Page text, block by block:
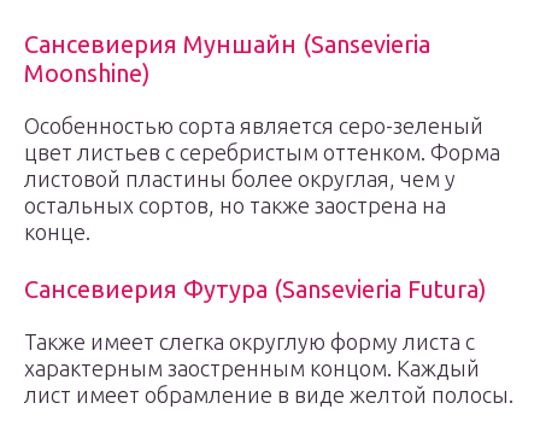
Сансевиерия Муншайн (Sansevieria
Moonshine)
Особенностью сорта является серо-зеленый
цвет листьев с серебристым оттенком. Форма
листовой пластины более округлая, чем у
остальных сортов, но также заострена на
конце.
Сансевиерия Футура (Sansevieria Futura)
Также имеет слегка округлую форму листа с
характерным заостренным концом. Каждый
лист имеет обрамление в виде желтой полосы.